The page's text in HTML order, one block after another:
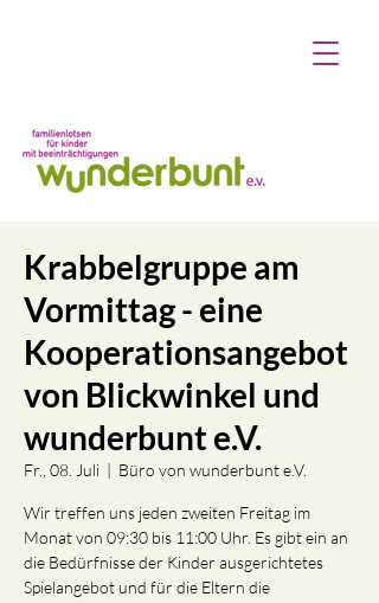
Krabbelgruppe am
Vormittag - eine
Kooperationsangebot
von Blickwinkel und
wunderbunt e.V.
Fr., 08. Juli
  |
Büro von wunderbunt e.V.
Wir treffen uns jeden zweiten Freitag im
Monat von 09:30 bis 11:00 Uhr. Es gibt ein an
die Bedürfnisse der Kinder ausgerichtetes
Spielangebot und für die Eltern die